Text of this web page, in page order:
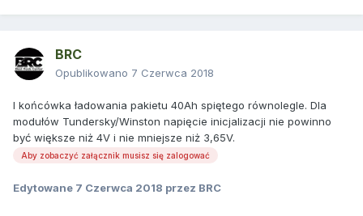
BRC
Opublikowano 7 Czerwca 2018
I końcówka ładowania pakietu 40Ah spiętego równolegle. Dla
modułów Tundersky/Winston napięcie inicjalizacji nie powinno
być większe niż 4V i nie mniejsze niż 3,65V.
Aby zobaczyć załącznik musisz się zalogować
Edytowane 7 Czerwca 2018 przez BRC